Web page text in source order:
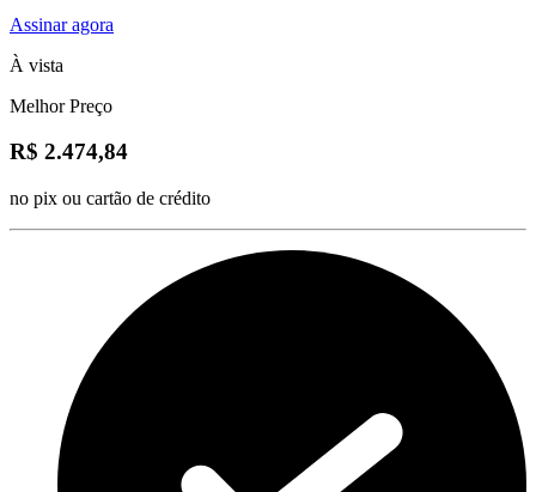
Assinar agora
À vista
Melhor Preço
R$ 2.474,84
no pix ou cartão de crédito